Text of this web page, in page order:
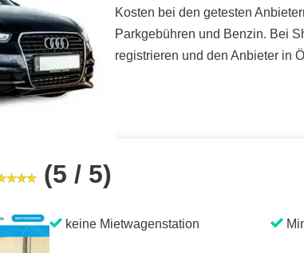
Kosten bei den getesten
Parkgebühren und Benzin. Bei
registrieren und den Anbieter in
(5 / 5)
keine Mietwagenstation